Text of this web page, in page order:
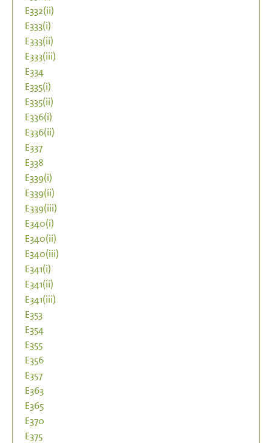
E332(ii)
E333(i)
E333(ii)
E333(iii)
E334
E335(i)
E335(ii)
E336(i)
E336(ii)
E337
E338
E339(i)
E339(ii)
E339(iii)
E340(i)
E340(ii)
E340(iii)
E341(i)
E341(ii)
E341(iii)
E353
E354
E355
E356
E357
E363
E365
E370
E375